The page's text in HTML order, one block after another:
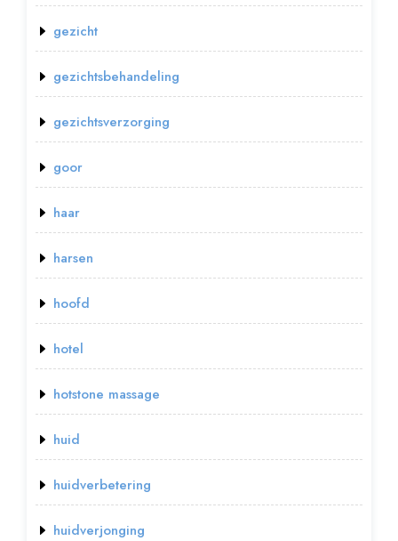
gezicht
gezichtsbehandeling
gezichtsverzorging
goor
haar
harsen
hoofd
hotel
hotstone massage
huid
huidverbetering
huidverjonging